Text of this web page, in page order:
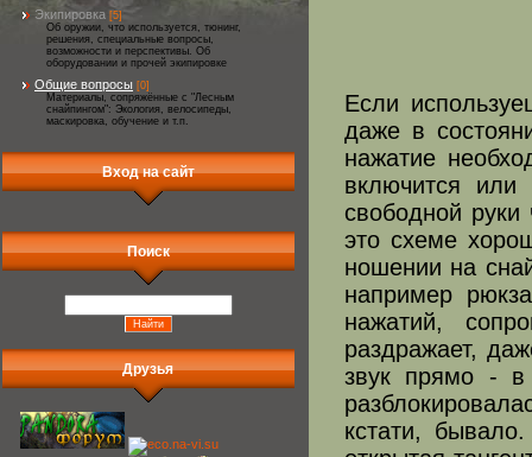
Экипировка [5]
Об оружии, что используется, тюнинг,
решения, специальные вопросы,
возможности и перспективы. Об
оборудовании и прочей экипировке
Общие вопросы [0]
Материалы, сопряжённые с "Лесным
снайпингом": Экология, велосипеды,
маскировка, обучение и т.п.
Вход на сайт
Поиск
Друзья
Если
даже в
нажатие
включится
свободной
это схеме
ношении на
например
нажатий,
раздражает,
звук прямо - в
кстати,